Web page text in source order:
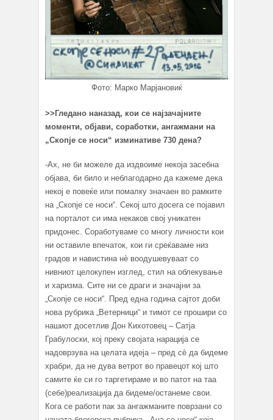
Фото: Марко Марјановиќ
>>Гледано наназад, кои се најзачајните
моменти, објави, соработки, ангажмани на
„Скопје се носи“ изминативе 730 дена?
-Ах, не би можеле да издвоиме некоја засебна
објава, би било и неблагодарно да кажеме дека
некој е повеќе или помалку значаен во рамките
на „Скопје се носи“. Секој што досега се појавил
на порталот си има некаков свој уникатен
придонес. Соработуваме со многу личности кои
ни оставиле впечаток, кои ги среќаваме низ
градов и навистина нè воодушевуваат со
нивниот целокупен изглед, стил на облекување
и харизма. Сите ни се драги и значајни за
„Скопје се носи“. Пред една година сајтот доби
нова рубрика „Ветерници“ и тимот се прошири со
нашиот досетлив Дон Кихотовец – Сатја
Грабулоски, кој преку својата нарација се
надоврзува на целата идеја – пред сè да бидеме
храбри, да не дува ветрот во правецот кој што
самите ќе си го таргетираме и во патот на таа
(себе)реализација да бидеме/останеме свои.
Кога се работи пак за ангажманите поврзани со